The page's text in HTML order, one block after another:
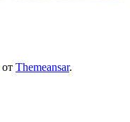
от Themeansar.